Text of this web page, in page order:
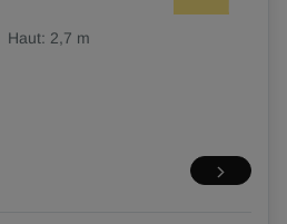
Haut: 2,7 m